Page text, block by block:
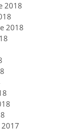
2018
2018